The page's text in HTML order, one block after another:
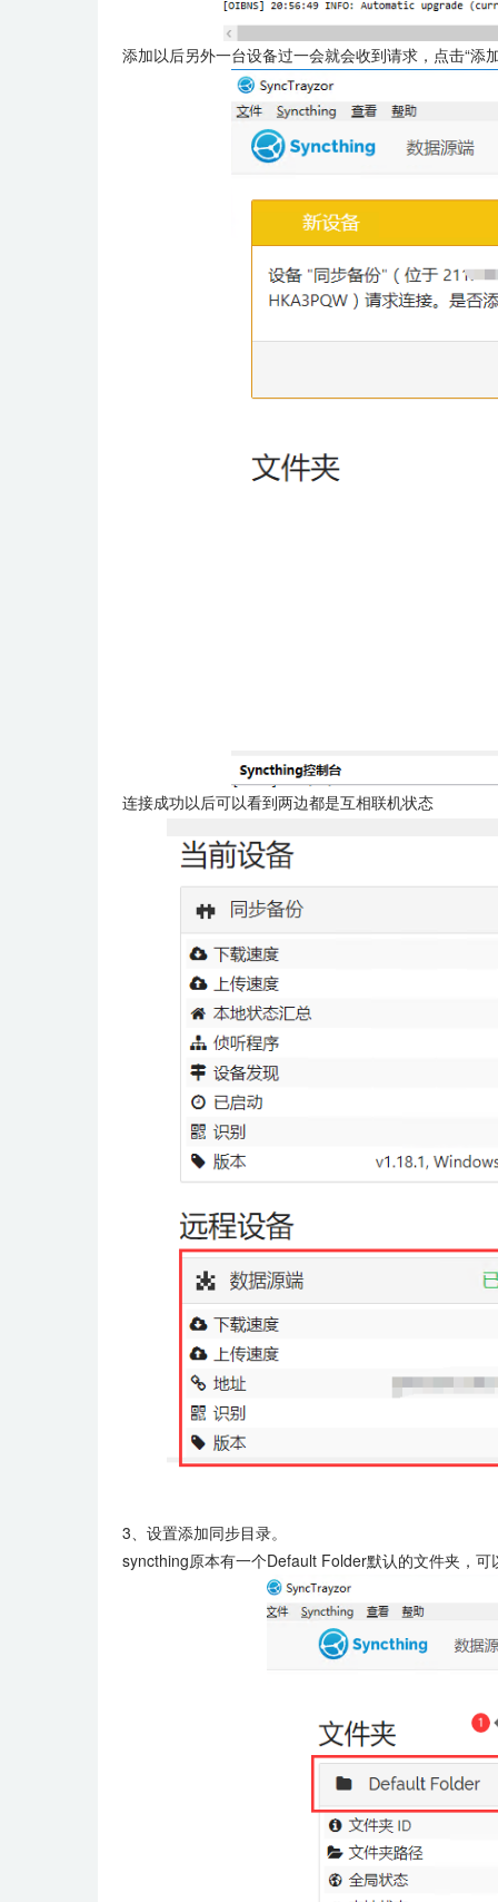
添加以后另外一台设备过一会就会收到请求，点击“添
连接成功以后可以看到两边都是互相联机状态
3、设置添加同步目录。
syncthing原本有一个Default Folder默认的文件夹，